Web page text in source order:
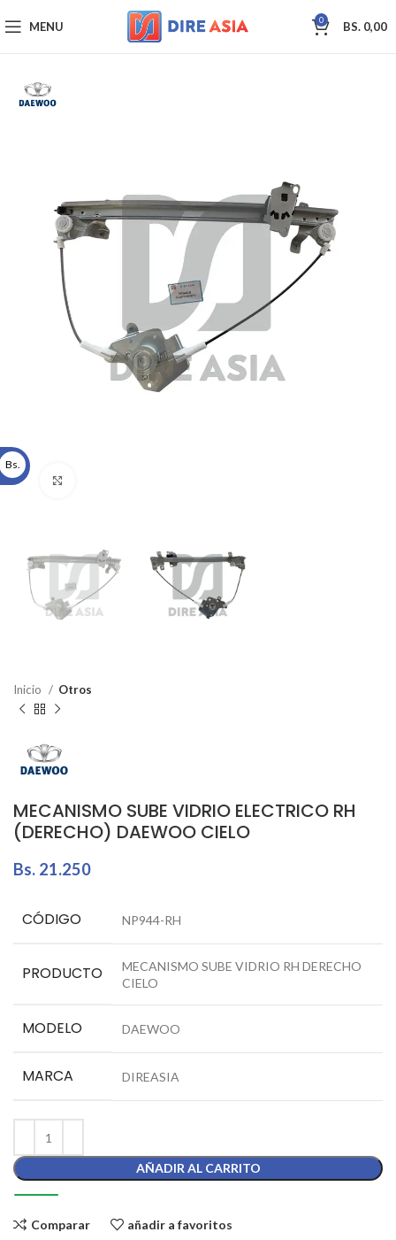
MENU 0 BS. 0,00
Inicio Otros
MECANISMO SUBE VIDRIO ELECTRICO RH
(DERECHO) DAEWOO CIELO
Bs. 21.250
CÓDIGO NP944-RH
PRODUCTO
MECANISMO SUBE VIDRIO RH DERECHO
CIELO
MODELO DAEWOO
MARCA DIREASIA
AÑADIR AL CARRITO
Comparar añadir a favoritos
Bs.